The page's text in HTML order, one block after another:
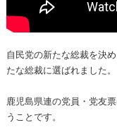
自民党の新たな総裁を決
たな総裁に選ばれました。
鹿児島県連の党員・党友
うことです。